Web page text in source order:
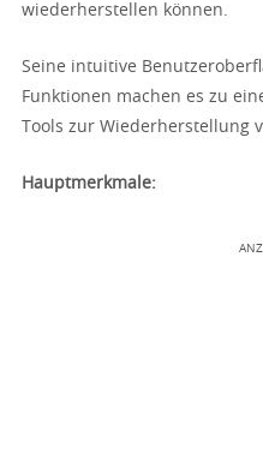
wiederherstellen können.
Seine intuitive
Funktionen machen es zu
Tools zur Wiederherstellung
Hauptmerkmale: